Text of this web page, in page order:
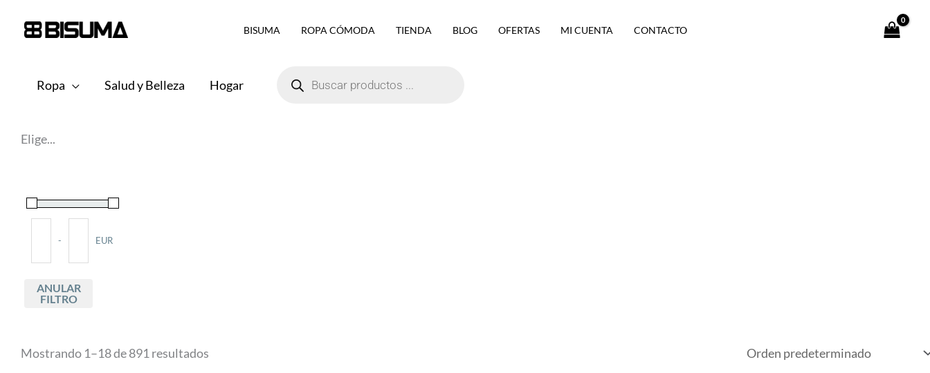
BISUMA ROPA CÓMODA TIENDA BLOG OFERTAS MI CUENTA CONTACTO
Ropa Salud y Belleza Hogar
productos
Elige...
- EUR
ANULAR
FILTRO
Mostrando 1–18 de 891 resultados